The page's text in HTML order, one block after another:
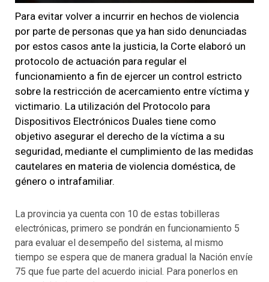
Para evitar volver a incurrir en hechos de violencia
por parte de personas que ya han sido denunciadas
por estos casos ante la justicia, la Corte elaboró un
protocolo de actuación para regular el
funcionamiento a fin de ejercer un control estricto
sobre la restricción de acercamiento entre víctima y
victimario. La utilización del Protocolo para
Dispositivos Electrónicos Duales tiene como
objetivo asegurar el derecho de la víctima a su
seguridad, mediante el cumplimiento de las medidas
cautelares en materia de violencia doméstica, de
género o intrafamiliar.
La provincia ya cuenta con 10 de estas tobilleras
electrónicas, primero se pondrán en funcionamiento 5
para evaluar el desempeño del sistema, al mismo
tiempo se espera que de manera gradual la Nación envíe
75 que fue parte del acuerdo inicial. Para ponerlos en